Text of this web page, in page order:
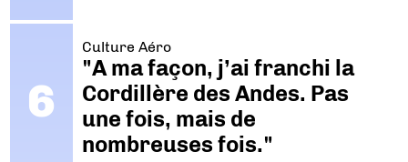
Culture Aéro
"A ma façon, j’ai franchi la
Cordillère des Andes. Pas
une fois, mais de
nombreuses fois."